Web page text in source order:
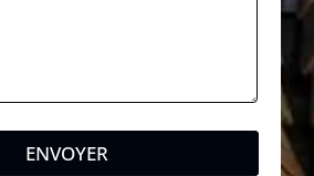
ENVOYER